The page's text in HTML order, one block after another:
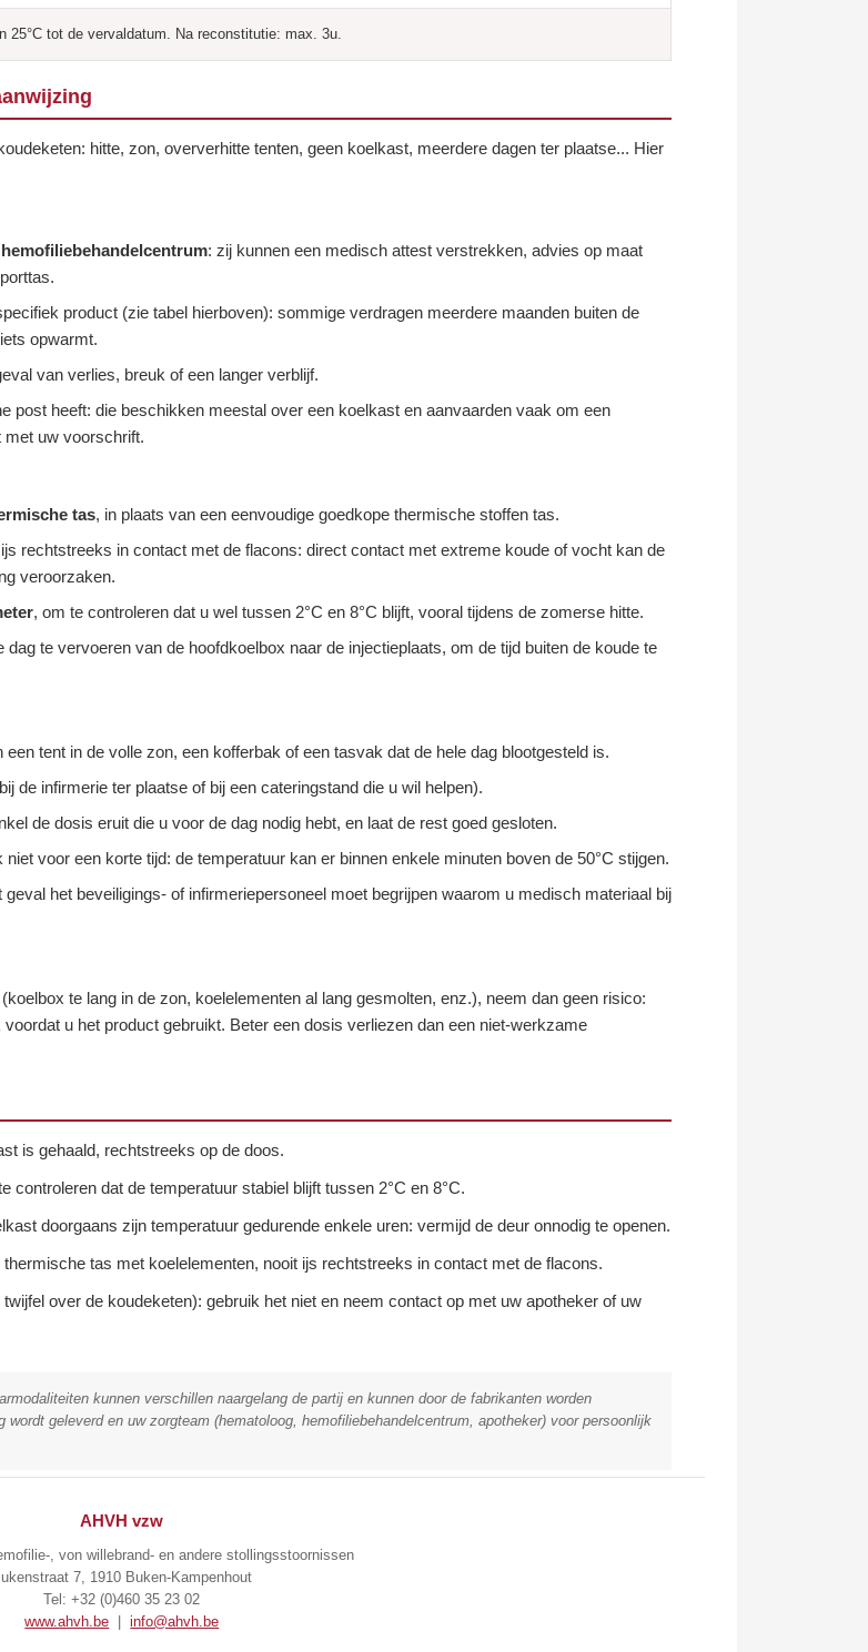
25°C tot de vervaldatum. Na reconstitutie: max. 3u.
hitte, zon, oververhitte tenten, geen koelkast, meerdere dagen ter plaatse... Hier
: zij kunnen een medisch attest verstrekken, advies op maat
product (zie tabel hierboven): sommige verdragen meerdere maanden buiten de
opwarmt.
van verlies, breuk of een langer verblijf.
post heeft: die beschikken meestal over een koelkast en aanvaarden vaak om een
met uw voorschrift.
tas, in plaats van een eenvoudige goedkope thermische stoffen tas.
rechtstreeks in contact met de flacons: direct contact met extreme koude of vocht kan de
veroorzaken.
, om te controleren dat u wel tussen 2°C en 8°C blijft, vooral tijdens de zomerse hitte.
te vervoeren van de hoofdkoelbox naar de injectieplaats, om de tijd buiten de koude te
een tent in de volle zon, een kofferbak of een tasvak dat de hele dag blootgesteld is.
de infirmerie ter plaatse of bij een cateringstand die u wil helpen).
de dosis eruit die u voor de dag nodig hebt, en laat de rest goed gesloten.
niet voor een korte tijd: de temperatuur kan er binnen enkele minuten boven de 50°C stijgen.
het beveiligings- of infirmeriepersoneel moet begrijpen waarom u medisch materiaal bij
te lang in de zon, koelelementen al lang gesmolten, enz.), neem dan geen risico:
u het product gebruikt. Beter een dosis verliezen dan een niet-werkzame
is gehaald, rechtstreeks op de doos.
controleren dat de temperatuur stabiel blijft tussen 2°C en 8°C.
doorgaans zijn temperatuur gedurende enkele uren: vermijd de deur onnodig te openen.
tas met koelelementen, nooit ijs rechtstreeks in contact met de flacons.
over de koudeketen): gebruik het niet en neem contact op met uw apotheker of uw
kunnen verschillen naargelang de partij en kunnen door de fabrikanten worden
geleverd en uw zorgteam (hematoloog, hemofiliebehandelcentrum, apotheker) voor persoonlijk
AHVH vzw
, von willebrand- en andere stollingsstoornissen
7, 1910 Buken-Kampenhout
Tel: +32 (0)460 35 23 02
www.ahvh.be |info@ahvh.be